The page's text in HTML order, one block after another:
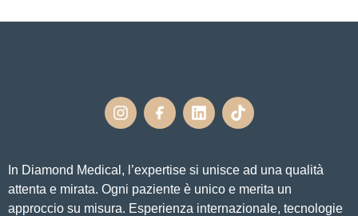
In Diamond Medical, l’expertise si unisce ad una qualità
attenta e mirata. Ogni paziente è unico e merita un
approccio su misura. Esperienza internazionale, tecnologie